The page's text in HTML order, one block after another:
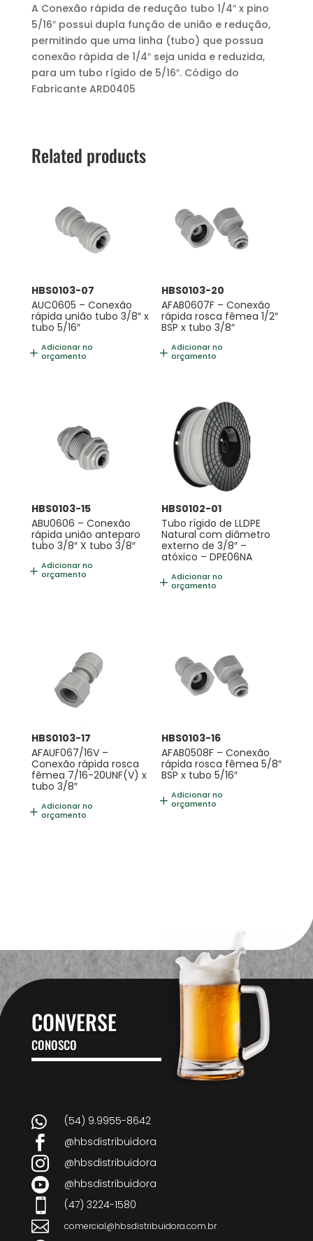
A Conexão rápida de redução tubo 1/4″ x pino
5/16″ possui dupla função de união e redução,
permitindo que uma linha (tubo) que possua
conexão rápida de 1/4″ seja unida e reduzida,
para um tubo rígido de 5/16″. Código do
Fabricante ARD0405
Related products
HBS0103-07
AUC0605 – Conexão
rápida união tubo 3/8″ x
tubo 5/16″
Adicionar no
orçamento
HBS0103-20
AFAB0607F – Conexão
rápida rosca fêmea 1/2″
BSP x tubo 3/8″
Adicionar no
orçamento
HBS0103-15
ABU0606 – Conexão
rápida união anteparo
tubo 3/8″ X tubo 3/8″
Adicionar no
orçamento
HBS0102-01
Tubo rígido de LLDPE
Natural com diâmetro
externo de 3/8″ –
atóxico – DPE06NA
Adicionar no
orçamento
HBS0103-17
AFAUF067/16V –
Conexão rápida rosca
fêmea 7/16-20UNF(V) x
tubo 3/8″
Adicionar no
orçamento
HBS0103-16
AFAB0508F – Conexão
rápida rosca fêmea 5/8″
BSP x tubo 5/16″
Adicionar no
orçamento
CONVERSE
CONOSCO
 (54) 9.9955-8642
 @hbsdistribuidora
 @hbsdistribuidora
 @hbsdistribuidora
 (47) 3224-1580
 comercial@hbsdistribuidora.com.br